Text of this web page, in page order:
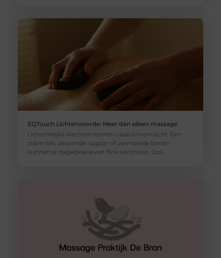
EQTouch Lichtenvoorde: Meer dan alleen massage
Lichamelijke klachten komen vaak onverwacht. Een
stijve nek, zeurende rugpijn of vermoeide benen
kunnen je dagelijkse leven flink verstoren. Ook